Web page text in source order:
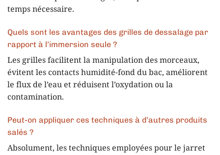
temps nécessaire.
Quels sont les avantages des grilles de dessalage par
rapport à l’immersion seule ?
Les grilles facilitent la manipulation des morceaux,
évitent les contacts humidité-fond du bac, améliorent
le flux de l’eau et réduisent l’oxydation ou la
contamination.
Peut-on appliquer ces techniques à d’autres produits
salés ?
Absolument, les techniques employées pour le jarret